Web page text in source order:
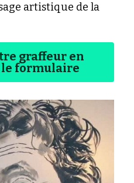
artistique de la
graffeur en
formulaire